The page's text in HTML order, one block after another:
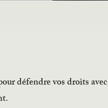
défendre vos droits avec